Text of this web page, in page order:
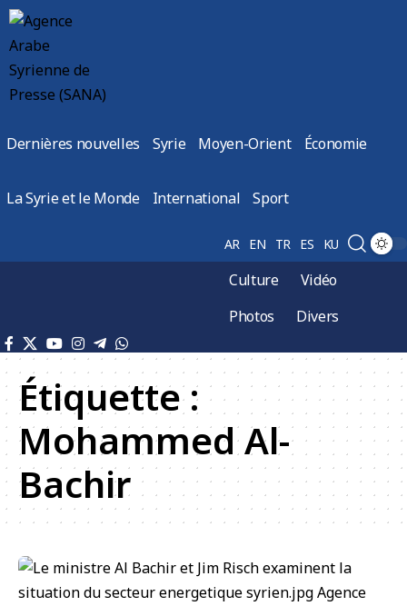
Dernières nouvelles Syrie Moyen-Orient Économie
La Syrie et le Monde International Sport
AR EN TR ES KU
Culture
Vidéo
Photos
Divers
Étiquette :
Mohammed Al-
Bachir